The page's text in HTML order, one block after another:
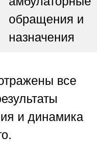
обращения и
назначения
все
и динамика